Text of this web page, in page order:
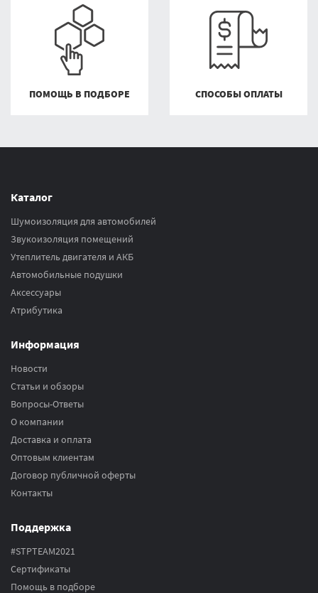
ПОМОЩЬ В ПОДБОРЕ СПОСОБЫ ОПЛАТЫ
Каталог
Шумоизоляция для автомобилей
Звукоизоляция помещений
Утеплитель двигателя и АКБ
Автомобильные подушки
Аксесcуары
Атрибутика
Информация
Новости
Статьи и обзоры
Вопросы-Ответы
О компании
Доставка и оплата
Оптовым клиентам
Договор публичной оферты
Контакты
Поддержка
#STPTEAM2021
Сертификаты
Помощь в подборе